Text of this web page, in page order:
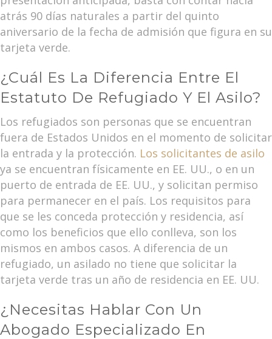
atrás 90 días naturales a partir del quinto
aniversario de la fecha de admisión que figura en su
tarjeta verde.
¿Cuál Es La Diferencia Entre El
Estatuto De Refugiado Y El Asilo?
Los refugiados son personas que se encuentran
fuera de Estados Unidos en el momento de solicitar
la entrada y la protección. Los solicitantes de asilo
ya se encuentran físicamente en EE. UU., o en un
puerto de entrada de EE. UU., y solicitan permiso
para permanecer en el país. Los requisitos para
que se les conceda protección y residencia, así
como los beneficios que ello conlleva, son los
mismos en ambos casos. A diferencia de un
refugiado, un asilado no tiene que solicitar la
tarjeta verde tras un año de residencia en EE. UU.
¿Necesitas Hablar Con Un
Abogado Especializado En